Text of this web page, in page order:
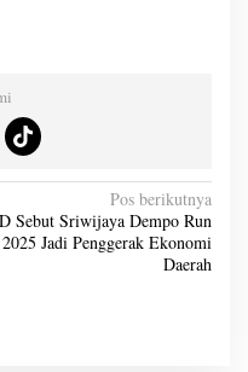
Pos berikutnya
Sebut Sriwijaya Dempo Run
2025 Jadi Penggerak Ekonomi
Daerah